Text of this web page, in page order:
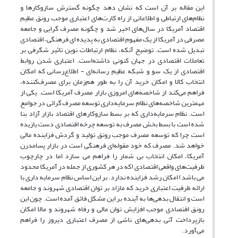
این مقاله بر آن است که نشان دهد چگونه گسترش سازوکارها و
نظام‌های ارتباطی و اطلاعاتی از راه کارت‌های اعتباری موجب رونق عظیم
اقتصاد آمریکا در سال‌های اخیر شد و چگونه مصرف گرایی و جامعه
مصرفی در آمریکا از یک مفهوم اقتصادی به پدیده ای فرهنگی – اقتصادی
تبدیل شده است. توضیح آنکه، نظام ارتباطات نوین تاثیر شگرفی بر
تعاملات اقتصادی در جهان کنونی داشته‌است. اعتباری شدن روابط
اقتصادی از یک سو و شبکه عظیم رسانه‌ای - اطلاع‌رسانی که امکان
انتخاب کالا و امکان خرید آن را به طور هم‌زمان برای مصرف‌کننده،
فراهم می‌کند از شاخصه‌های امروزی بازار مصرف آمریکا است. یکی از
مهمترین شاخصه‌های نظام سرمایه‌داری توسعه مصرف گرائی در جوامع
است. نظام سرمایه‌داری که بر بسط سازوکارهای اقتصاد بازار آزاد بنا
شده است با بسط بخش مصرف به توسعه چرخه اقتصادی دست یازیده
است چرا که توسعه مصرف موجب رونق تولید و گردش فزاینده مالی
خواهد شد. مصرف که خود مقوله‌ای فرهنگی است در بازار پسامدرن
آمریکا، امکان انتخاب بی شمار را فراهم می سازد اما در چارچوب
ظرفیت‌های واقعی اقتصادی (که در هر کشوری از جمله در آمریکا محدود
می باشد) امکان رشد فزاینده ندارد. بر این اساس نظام سرمایه داری با
ارائه ظرفیت اعتباری خرید که مازاد بر توان اقتصادی شهروند و جامعه
است و انتقال بدهی‌ها به آینده بر این مشکل فائق آمده است. چون این
رونق اقتصادی موجب افزایش توان مالی و رفاه شهروند و مالا امکان
بازپرداخت آتی بدهی‌های ناشی از مصرف اعتباری دیروز را فراهم
می‌آورد.